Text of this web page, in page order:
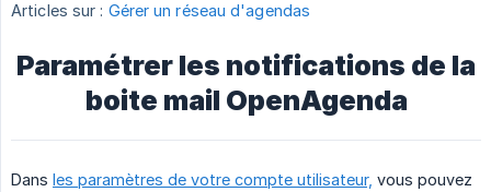
Articles sur : Gérer un réseau d'agendas
Paramétrer les notifications de la
boite mail OpenAgenda
Dans les paramètres de votre compte utilisateur, vous pouvez